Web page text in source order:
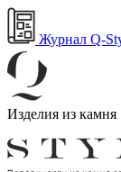
Журнал Q-
Изделия из камня